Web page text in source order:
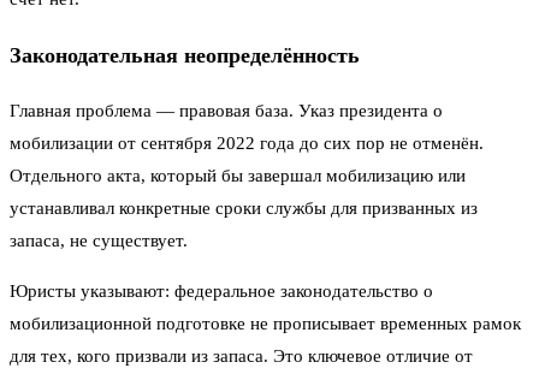
Законодательная неопределённость
Главная проблема — правовая база. Указ президента о
мобилизации от сентября 2022 года до сих пор не отменён.
Отдельного акта, который бы завершал мобилизацию или
устанавливал конкретные сроки службы для призванных из
запаса, не существует.
Юристы указывают: федеральное законодательство о
мобилизационной подготовке не прописывает временных рамок
для тех, кого призвали из запаса. Это ключевое отличие от